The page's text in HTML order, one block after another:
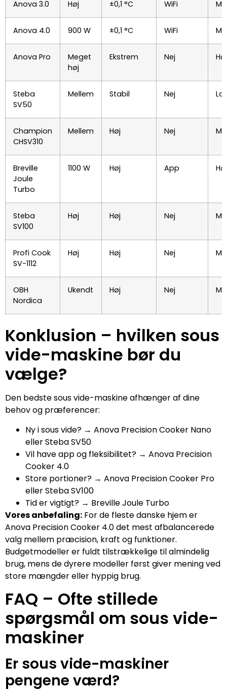
Anova 3.0 Høj ±0,1 °C WiFi
Anova 4.0 900 W ±0,1 °C WiFi
Anova Pro
Meget
høj
Ekstrem Nej Høj
Steba
SV50
Mellem Stabil Nej
Champion
CHSV310
Mellem Høj Nej
Breville
Joule
Turbo
1100 W Høj App Høj
Steba
SV100
Høj Høj Nej
Profi Cook
SV-1112
Høj Høj Nej
OBH
Nordica
Ukendt Høj Nej
Konklusion – hvilken sous
vide-maskine bør du
vælge?
Den bedste sous vide-maskine afhænger af dine
behov og præferencer:
Ny i sous vide? → Anova Precision Cooker Nano
eller Steba SV50
Vil have app og fleksibilitet? → Anova Precision
Cooker 4.0
Store portioner? → Anova Precision Cooker Pro
eller Steba SV100
Tid er vigtigt? → Breville Joule Turbo
Vores anbefaling: For de fleste danske hjem er
Anova Precision Cooker 4.0 det mest afbalancerede
valg mellem præcision, kraft og funktioner.
Budgetmodeller er fuldt tilstrækkelige til almindelig
brug, mens de dyrere modeller først giver mening ved
store mængder eller hyppig brug.
FAQ – Ofte stillede
spørgsmål om sous vide-
maskiner
Er sous vide-maskiner
pengene værd?